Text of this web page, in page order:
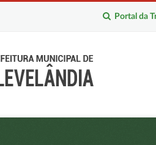
Portal da